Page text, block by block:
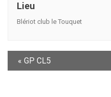
Lieu
Blériot club le Touquet
« GP CL5